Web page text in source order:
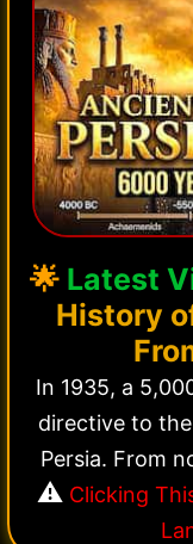
🌟 Latest
History
In 1935, a
directive to
Persia. From
⚠️ Clicking